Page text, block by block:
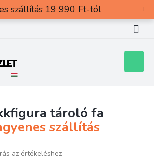
szállítás 19 990 Ft-tól
tároló fa
szállítás
az értékeléshez